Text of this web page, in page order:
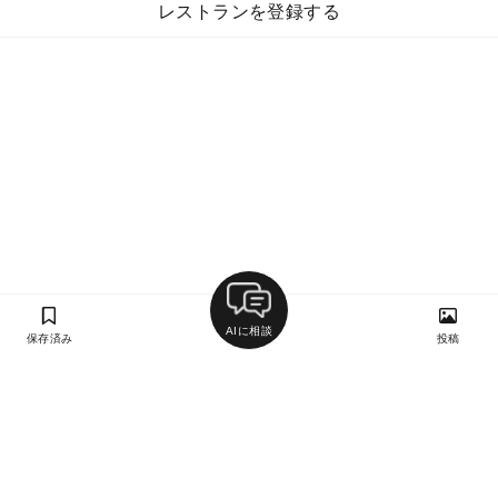
レストランを登録する
保存済み
AIに相談
投稿